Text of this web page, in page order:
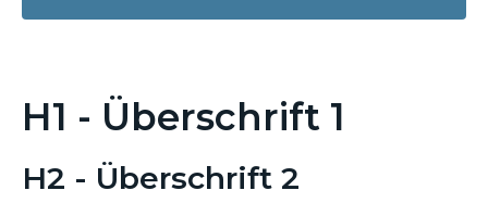
H1 - Überschrift 1
H2 - Überschrift 2